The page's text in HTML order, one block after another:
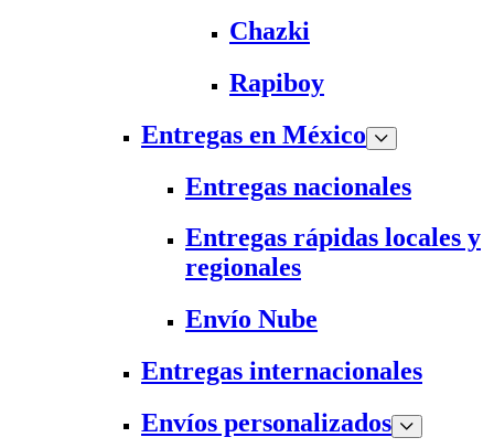
Chazki
Rapiboy
Entregas en México
Entregas nacionales
Entregas rápidas locales y
regionales
Envío Nube
Entregas internacionales
Envíos personalizados